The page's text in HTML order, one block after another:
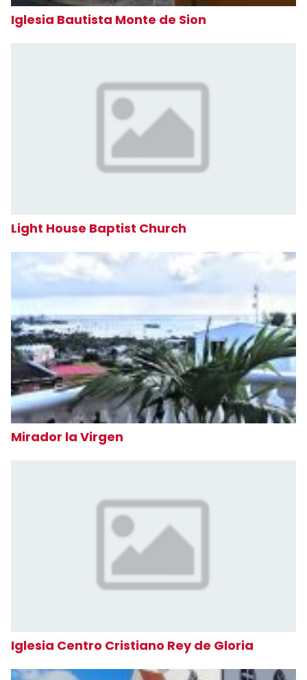
Iglesia Bautista Monte de Sion
Light House Baptist Church
Mirador la Virgen
Iglesia Centro Cristiano Rey de Gloria